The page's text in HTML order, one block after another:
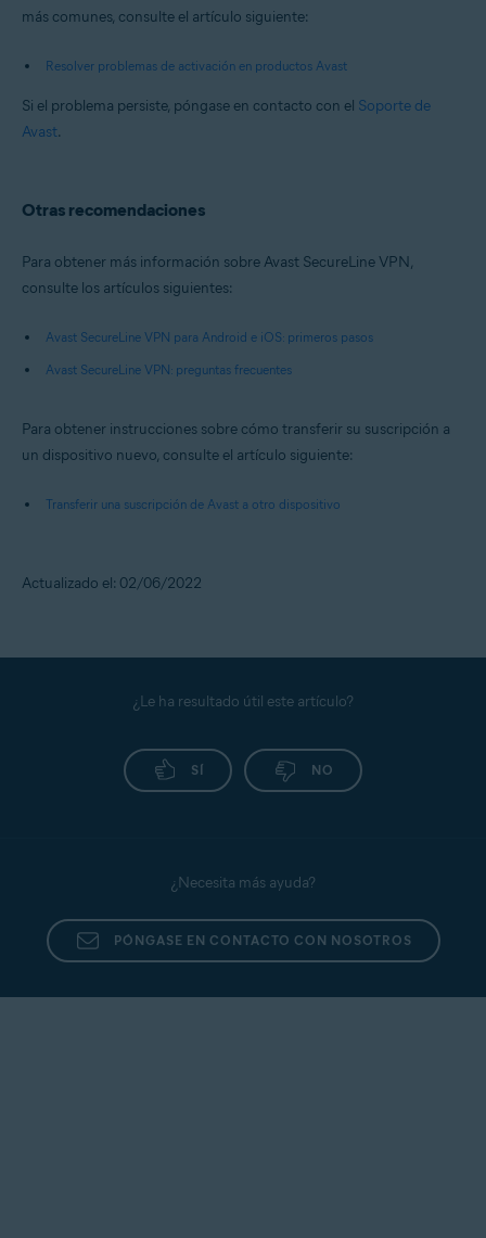
más comunes, consulte el artículo siguiente:
Resolver problemas de activación en productos Avast
Si el problema persiste, póngase en contacto con el Soporte de
Avast.
Otras recomendaciones
Para obtener más información sobre Avast SecureLine VPN,
consulte los artículos siguientes:
Avast SecureLine VPN para Android e iOS: primeros pasos
Avast SecureLine VPN: preguntas frecuentes
Para obtener instrucciones sobre cómo transferir su suscripción a
un dispositivo nuevo, consulte el artículo siguiente:
Transferir una suscripción de Avast a otro dispositivo
Actualizado el: 02/06/2022
¿Le ha resultado útil este artículo?
SÍ NO
¿Necesita más ayuda?
PÓNGASE EN CONTACTO CON NOSOTROS